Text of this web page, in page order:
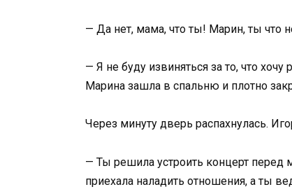
— Да нет, мама, что ты! Марин, ты что
— Я не буду извиняться за то, что
Марина зашла в спальню и плотно
Через минуту дверь распахнулась.
— Ты решила устроить концерт
приехала наладить отношения, а ты